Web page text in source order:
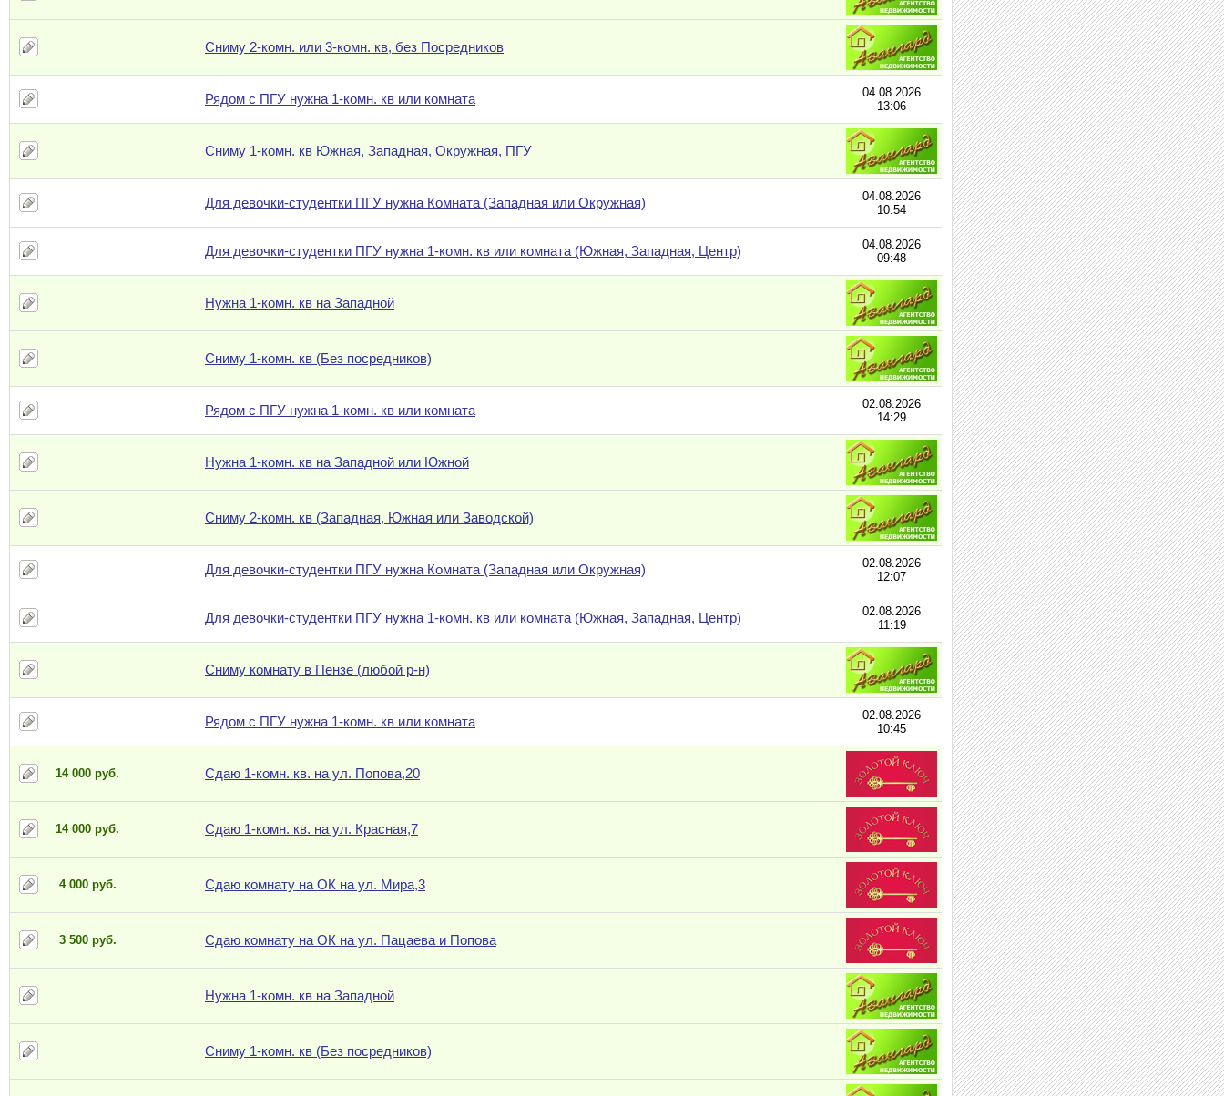
Сниму 2-комн. или 3-комн. кв, без Посредников
Рядом с ПГУ нужна 1-комн. кв или комната
04.08.2026
13:06
Сниму 1-комн. кв Южная, Западная, Окружная, ПГУ
Для девочки-студентки ПГУ нужна Комната (Западная или Окружная)
04.08.2026
10:54
Для девочки-студентки ПГУ нужна 1-комн. кв или комната (Южная, Западная, Центр)
04.08.2026
09:48
Нужна 1-комн. кв на Западной
Сниму 1-комн. кв (Без посредников)
Рядом с ПГУ нужна 1-комн. кв или комната
02.08.2026
14:29
Нужна 1-комн. кв на Западной или Южной
Сниму 2-комн. кв (Западная, Южная или Заводской)
Для девочки-студентки ПГУ нужна Комната (Западная или Окружная)
02.08.2026
12:07
Для девочки-студентки ПГУ нужна 1-комн. кв или комната (Южная, Западная, Центр)
02.08.2026
11:19
Сниму комнату в Пензе (любой р-н)
Рядом с ПГУ нужна 1-комн. кв или комната
02.08.2026
10:45
14 000 руб. Сдаю 1-комн. кв. на ул. Попова,20
14 000 руб. Сдаю 1-комн. кв. на ул. Красная,7
4 000 руб. Сдаю комнату на ОК на ул. Мира,3
3 500 руб. Сдаю комнату на ОК на ул. Пацаева и Попова
Нужна 1-комн. кв на Западной
Сниму 1-комн. кв (Без посредников)